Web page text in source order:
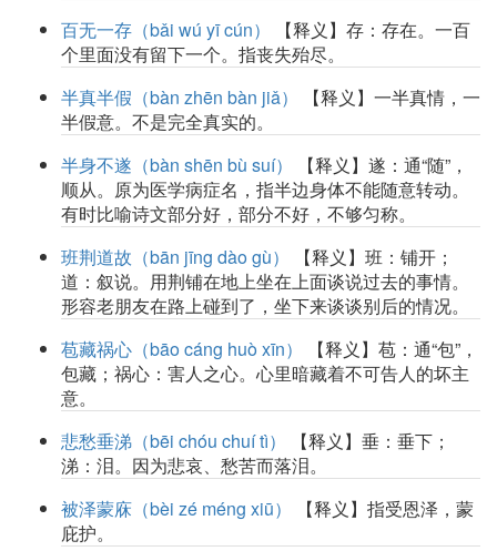
百无一存（bǎi wú yī cún）
【释义】存：存在。一百
个里面没有留下一个。指丧失殆尽。
半真半假（bàn zhēn bàn jiǎ）
【释义】一半真情，一
半假意。不是完全真实的。
半身不遂（bàn shēn bù suí）
【释义】遂：通“随”，
顺从。原为医学病症名，指半边身体不能随意转动。
有时比喻诗文部分好，部分不好，不够匀称。
班荆道故（bān jīng dào gù）
【释义】班：铺开；
道：叙说。用荆铺在地上坐在上面谈说过去的事情。
形容老朋友在路上碰到了，坐下来谈谈别后的情况。
苞藏祸心（bāo cáng huò xīn）
【释义】苞：通“包”，
包藏；祸心：害人之心。心里暗藏着不可告人的坏主
意。
悲愁垂涕（bēi chóu chuí tì）
【释义】垂：垂下；
涕：泪。因为悲哀、愁苦而落泪。
被泽蒙庥（bèi zé méng xiū）
【释义】指受恩泽，蒙
庇护。